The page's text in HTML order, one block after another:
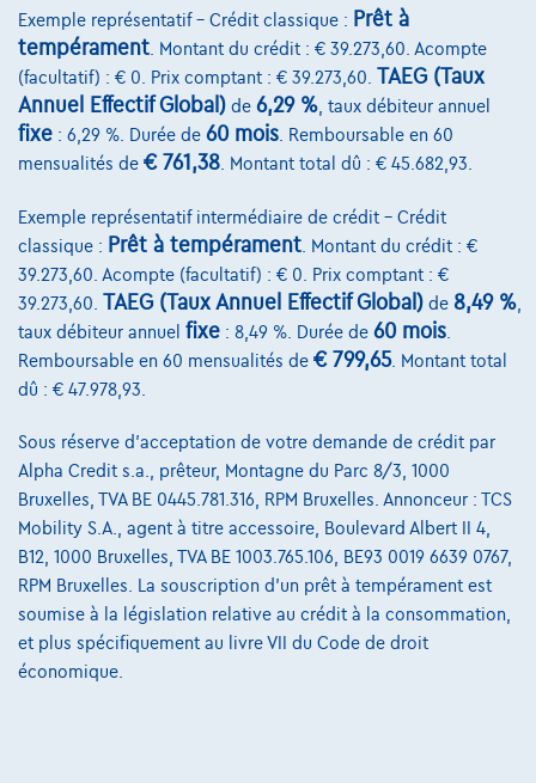
€29.950 1 ✓TVA déductible
€574,71 /moiset une dernière mensualité de
€8.062,21
Découvrez l’exemple chiffré complet
Comparer
Voir le véhicule
Exemple représentatif – Crédit classique : Prêt à
tempérament . Montant du crédit : € 39.273,60. Acompte
(facultatif) : € 0. Prix comptant : € 39.273,60. TAEG (Taux
Annuel Effectif Global) de 6,29 % , taux débiteur annuel
fixe : 6,29 %. Durée de 60 mois . Remboursable en 60
mensualités de € 761,38 . Montant total dû : € 45.682,93.
Exemple représentatif intermédiaire de crédit – Crédit
classique : Prêt à tempérament . Montant du crédit : €
39.273,60. Acompte (facultatif) : € 0. Prix comptant : €
39.273,60. TAEG (Taux Annuel Effectif Global) de 8,49 %
taux débiteur annuel fixe : 8,49 %. Durée de 60 mois
Remboursable en 60 mensualités de € 799,65. Montant total
dû : € 47.978,93.
Sous réserve d'acceptation de votre demande de crédit par
Alpha Credit s.a., prêteur, Montagne du Parc 8/3, 1000
Bruxelles, TVA BE 0445.781.316, RPM Bruxelles. Annonceur : TCS
Mobility S.A., agent à titre accessoire, Boulevard Albert II 4,
B12, 1000 Bruxelles, TVA BE 1003.765.106, BE93 0019 6639 0767,
RPM Bruxelles. La souscription d'un prêt à tempérament est
soumise à la législation relative au crédit à la consommation,
et plus spécifiquement au livre VII du Code de droit
économique.